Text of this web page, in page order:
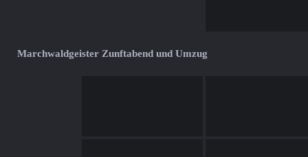
Marchwaldgeister Zunftabend und Umzug